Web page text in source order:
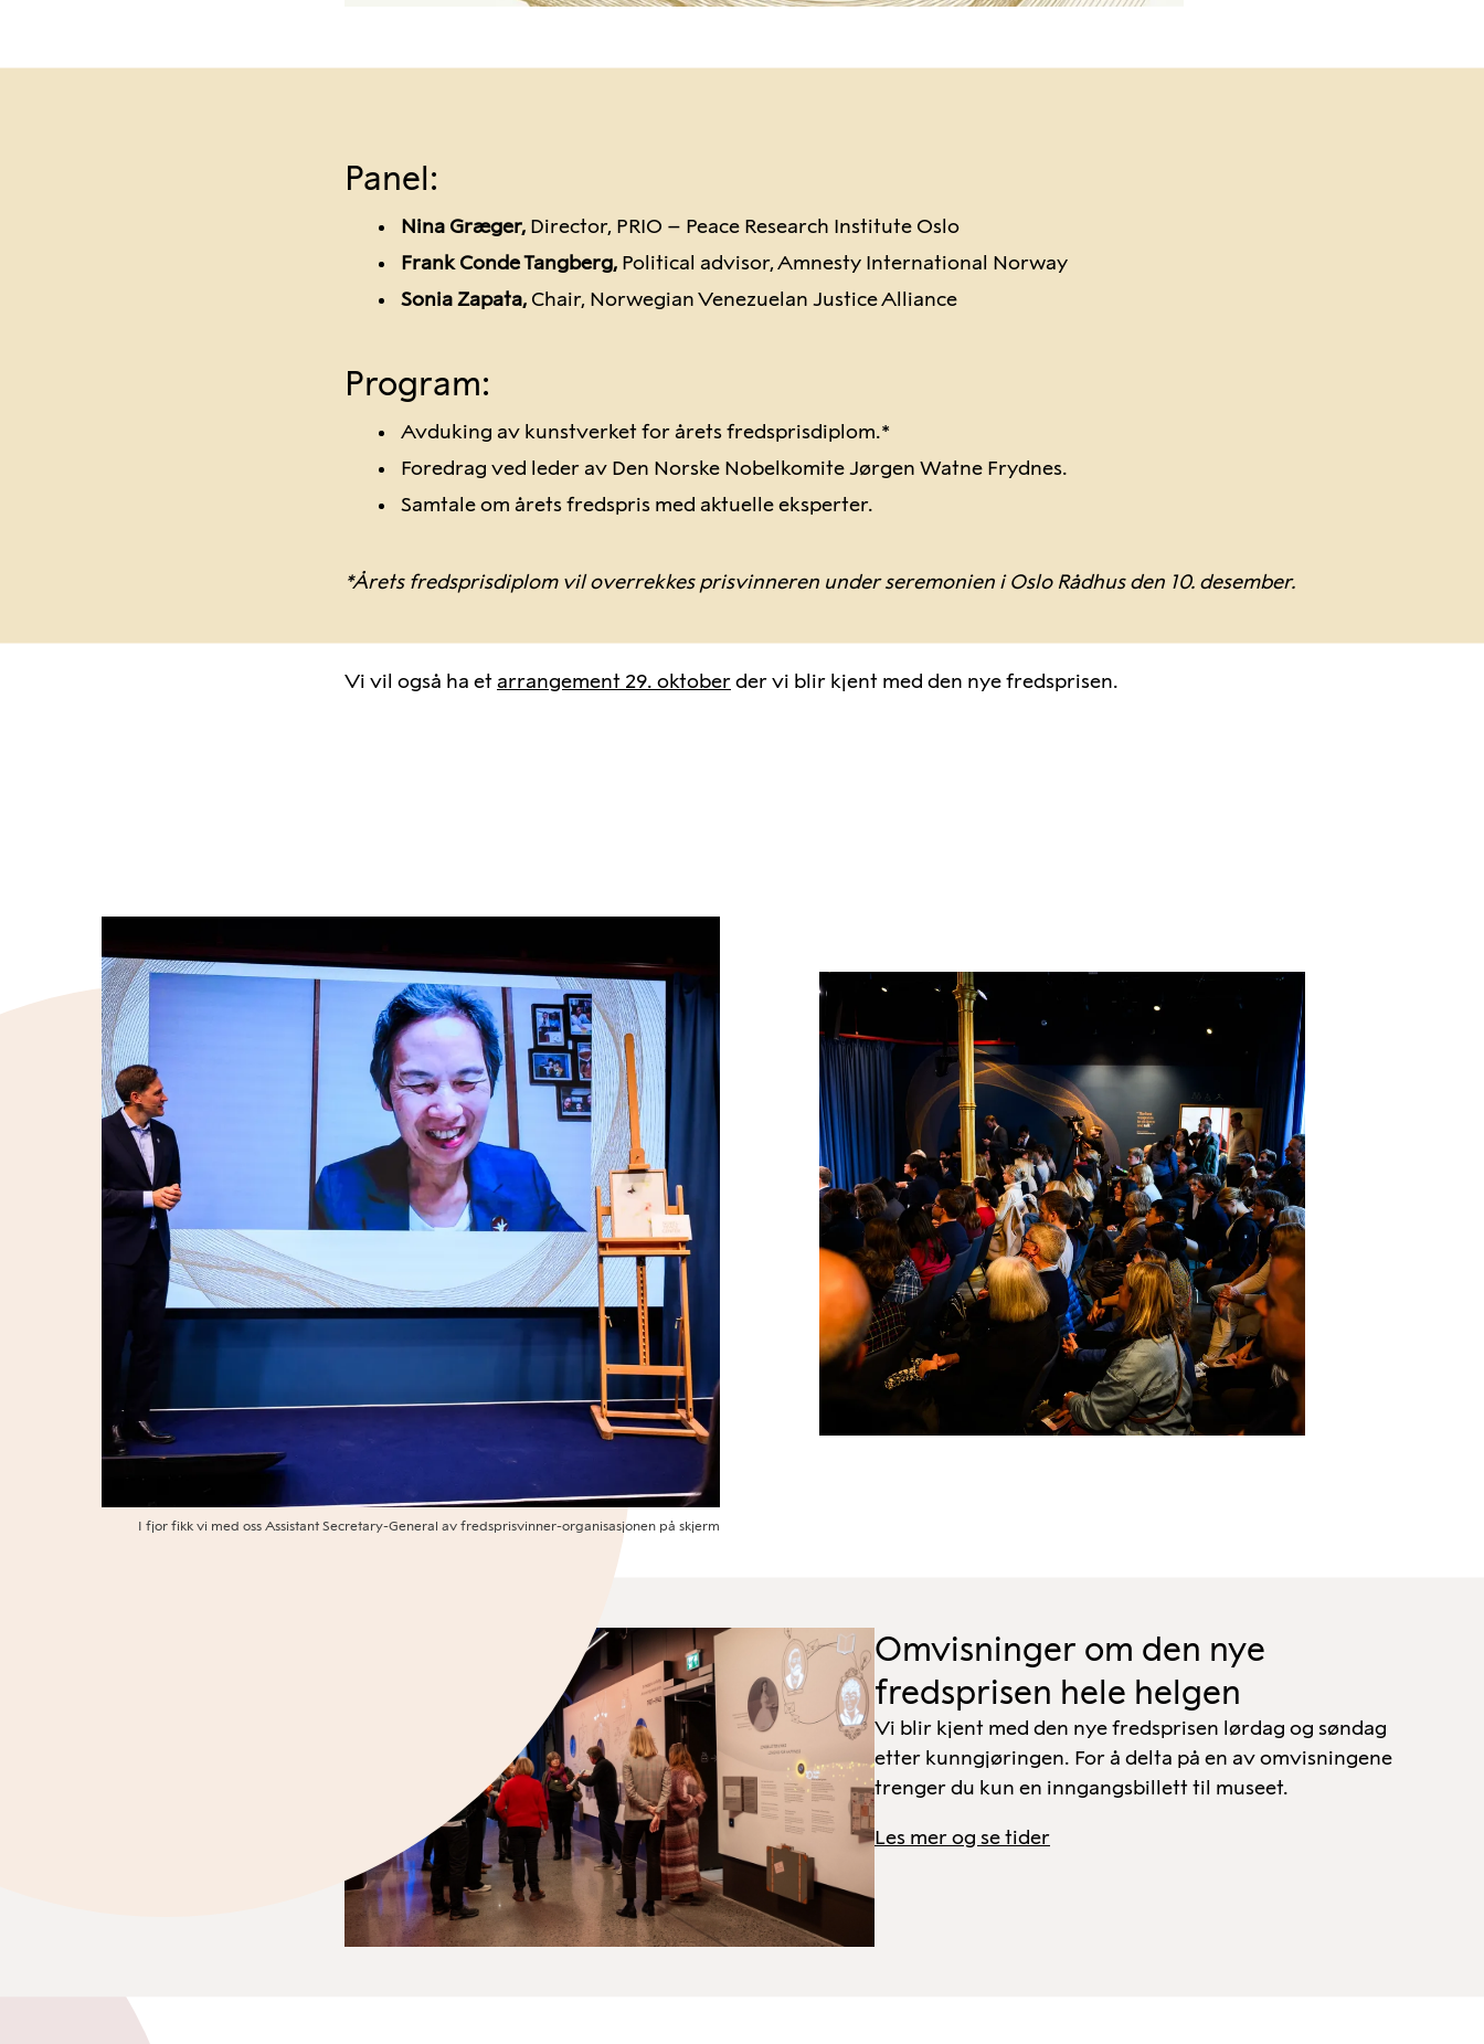
Panel:
Nina Græger, Director, PRIO – Peace Research Institute Oslo
Frank Conde Tangberg, Political advisor, Amnesty International Norway
Sonia Zapata, Chair, Norwegian Venezuelan Justice Alliance
Program:
Avduking av kunstverket for årets fredsprisdiplom.*
Foredrag ved leder av Den Norske Nobelkomite Jørgen Watne Frydnes.
Samtale om årets fredspris med aktuelle eksperter.
*Årets fredsprisdiplom vil overrekkes prisvinneren under seremonien i Oslo Rådhus den 10. desember.
Vi vil også ha etarrangement 29. oktoberder vi blir kjent med den nye fredsprisen.
I fjor fikk vi med oss Assistant Secretary-General av fredsprisvinner-organisasjonen på skjerm
Omvisninger om den nye
fredsprisen hele helgen
Vi blir kjent med den nye fredsprisen lørdag og søndag
etter kunngjøringen. For å delta på en av omvisningene
trenger du kun en inngangsbillett til museet.
Les mer og se tider